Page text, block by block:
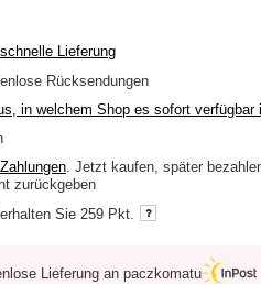
Lieferung
Rücksendungen
in welchem Shop es sofort verfügbar
. Jetzt kaufen, später
zurückgeben
Sie 259 Pkt.
Lieferung an paczkomatu